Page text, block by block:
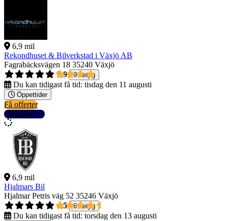
6,9 mil
Rekondhuset & Bilverkstad i Växjö AB
Fagrabäcksvägen 18 35240 Växjö
3,9
9 betyg
Du kan tidigast få tid: tisdag den 11 augusti
Öppettider
Få offerter
Detaljer
6,9 mil
Hjalmars Bil
Hjalmar Petris väg 52 35246 Växjö
4,5
6 betyg
Du kan tidigast få tid: torsdag den 13 augusti